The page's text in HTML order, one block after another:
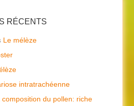
RÉCENTS
Le mélèze
intratrachéenne
composition du pollen: riche